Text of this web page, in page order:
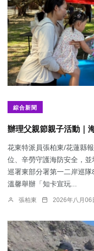
綜合新聞
辦理父親節親子活動｜
花東特派員張柏東/花蓮縣
位、辛勞守護海防安全，
巡署東部分署第一二岸巡隊
溫馨舉辦「知卡宣玩...
張柏東 2026年八月06